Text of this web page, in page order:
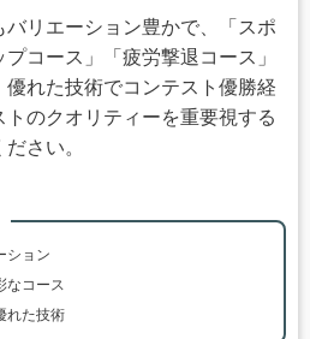
リエーション豊かで、「スポ
コース」「疲労撃退コース」
れた技術でコンテスト優勝経
のクオリティーを重要視する
さい。
ション
なコース
れた技術